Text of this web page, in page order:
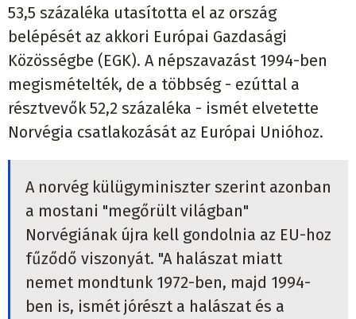
53,5 százaléka utasította el az ország
belépését az akkori Európai Gazdasági
Közösségbe (EGK). A népszavazást 1994-ben
megismételték, de a többség - ezúttal a
résztvevők 52,2 százaléka - ismét elvetette
Norvégia csatlakozását az Európai Unióhoz.
A norvég külügyminiszter szerint azonban
a mostani "megőrült világban"
Norvégiának újra kell gondolnia az EU-hoz
fűződő viszonyát. "A halászat miatt
nemet mondtunk 1972-ben, majd 1994-
ben is, ismét jórészt a halászat és a